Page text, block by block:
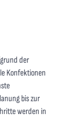
der
Konfektionen
bis zur
werden in